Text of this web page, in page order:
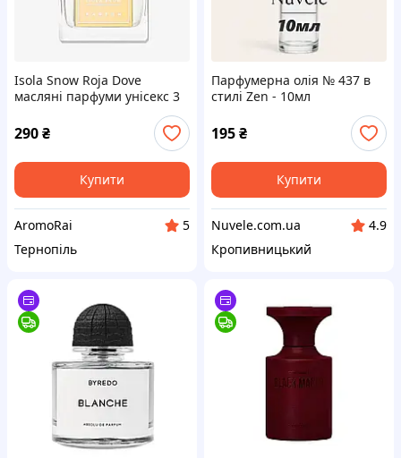
Isola Snow Roja Dove
масляні парфуми унісекс 3
мл Ісола Сноу парфумерна
олія
290₴
Купити
AromoRai
5
Тернопіль
Парфумерна олія № 437 в
стилі Zen - 10мл
195₴
Купити
Nuvele.com.ua
4.9
Кропивницький